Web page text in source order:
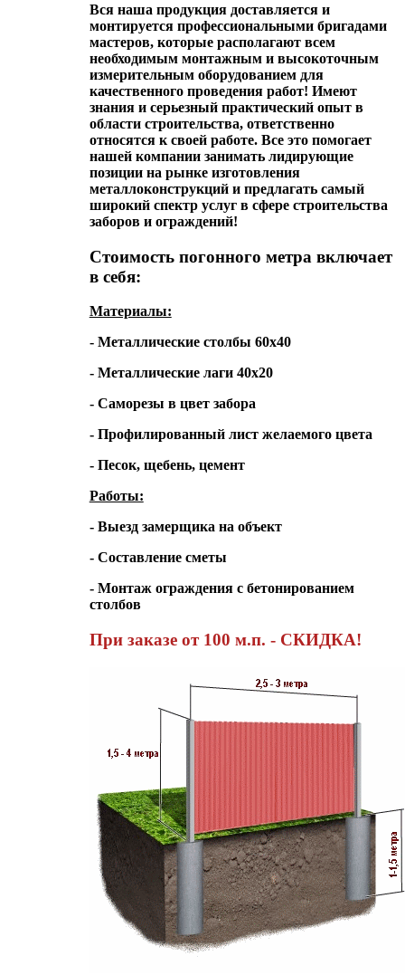
Вся наша продукция доставляется и
монтируется профессиональными бригадами
мастеров, которые располагают всем
необходимым монтажным и высокоточным
измерительным оборудованием для
качественного проведения работ! Имеют
знания и серьезный практический опыт в
области строительства, ответственно
относятся к своей работе. Все это помогает
нашей компании занимать лидирующие
позиции на рынке изготовления
металлоконструкций и предлагать самый
широкий спектр услуг в сфере строительства
заборов и ограждений!
Стоимость погонного метра включает
в себя:
Материалы:
- Металлические столбы 60х40
- Металлические лаги 40х20
- Саморезы в цвет забора
- Профилированный лист желаемого цвета
- Песок, щебень, цемент
Работы:
- Выезд замерщика на объект
- Составление сметы
- Монтаж ограждения с бетонированием
столбов
При заказе от 100 м.п. - СКИДКА!